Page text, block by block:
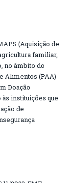
(Aquisição de
familiar,
no âmbito do
Alimentos (PAA)
Doação
instituições que
de